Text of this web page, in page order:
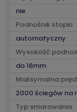
nie
Podnośnik stopki
automatyczny
Wysokość
do 16mm
Maksymalna
2000 ściegów na
Typ smarowania